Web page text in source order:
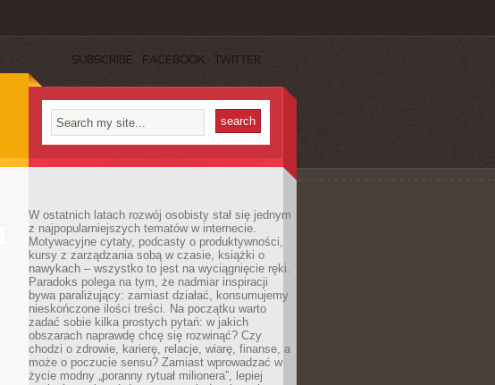
SUBSCRIBE FACEBOOK TWITTER
W ostatnich latach rozwój osobisty stał się jednym
z najpopularniejszych tematów w internecie.
Motywacyjne cytaty, podcasty o produktywności,
kursy z zarządzania sobą w czasie, książki o
nawykach – wszystko to jest na wyciągnięcie ręki.
Paradoks polega na tym, że nadmiar inspiracji
bywa paraliżujący: zamiast działać, konsumujemy
nieskończone ilości treści. Na początku warto
zadać sobie kilka prostych pytań: w jakich
obszarach naprawdę chcę się rozwinąć? Czy
chodzi o zdrowie, karierę, relacje, wiarę, finanse, a
może o poczucie sensu? Zamiast wprowadzać w
życie modny „poranny rytuał milionera”, lepiej